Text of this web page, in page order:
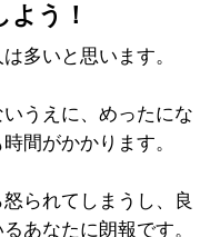
よう！
多いと思います。
うえに、めったにな
間がかかります。
られてしまうし、良
あなたに朗報です。